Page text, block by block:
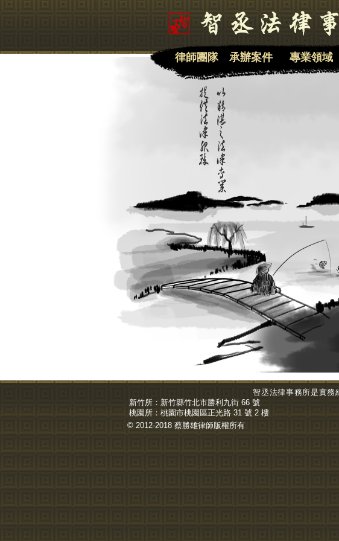
律師團隊 承辦案件 專業領域
智丞法律事務所是實務
新竹所： 新竹縣竹北市勝利九街 66 號
桃園所： 桃園市桃園區正光路 31 號 2 樓
© 2012-2018 蔡勝雄律師版權所